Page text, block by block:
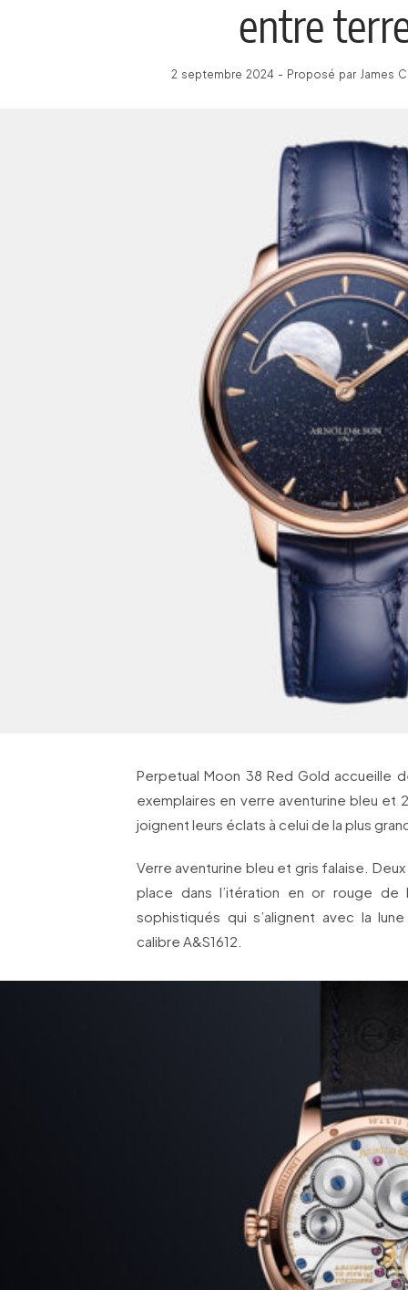
entre
2 septembre 2024 - Proposé par James
Perpetual Moon 38 Red Gold accueille
exemplaires en verre aventurine bleu et
joignent leurs éclats à celui de la plus
Verre aventurine bleu et gris falaise.
place dans l’itération en or rouge de
sophistiqués qui s’alignent avec la
calibre A&S1612.